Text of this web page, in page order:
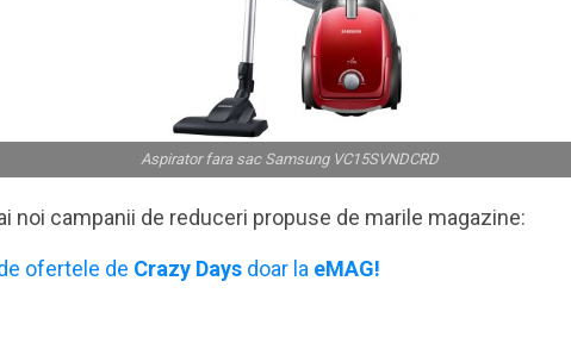
Aspirator fara sac Samsung VC15SVNDCRD
noi campanii de reduceri propuse de marile magazine:
ofertele de Crazy Days doar la eMAG!